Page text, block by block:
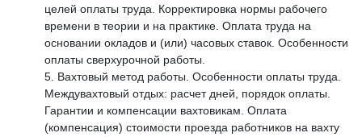
целей оплаты труда. Корректировка нормы рабочего
времени в теории и на практике. Оплата труда на
основании окладов и (или) часовых ставок. Особенности
оплаты сверхурочной работы.
Вахтовый метод работы. Особенности оплаты труда.
Междувахтовый отдых: расчет дней, порядок оплаты.
Гарантии и компенсации вахтовикам. Оплата
(компенсация) стоимости проезда работников на вахту